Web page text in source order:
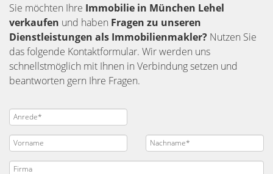
Sie möchten Ihre Immobilie in München Lehel
verkaufen und haben Fragen zu unseren
Dienstleistungen als Immobilienmakler? Nutzen Sie
das folgende Kontaktformular. Wir werden uns
schnellstmöglich mit Ihnen in Verbindung setzen und
beantworten gern Ihre Fragen.